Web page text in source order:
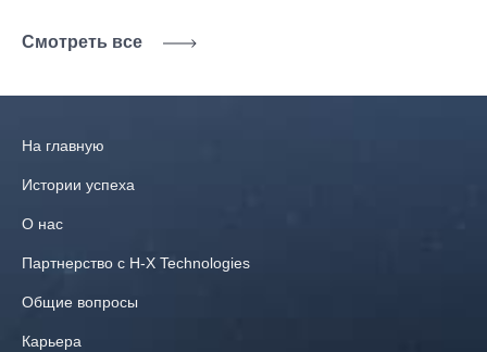
Смотреть все
На главную
Истории успеха
О нас
Партнерство с H‑X Technologies
Общие вопросы
Карьера